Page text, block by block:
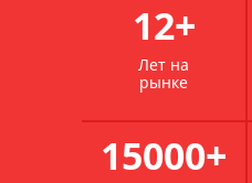
12+
Лет на
рынке
15000+